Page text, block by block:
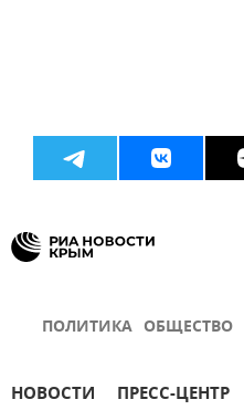
ПОЛИТИКА ОБЩЕСТВО
НОВОСТИ ПРЕСС-ЦЕНТР